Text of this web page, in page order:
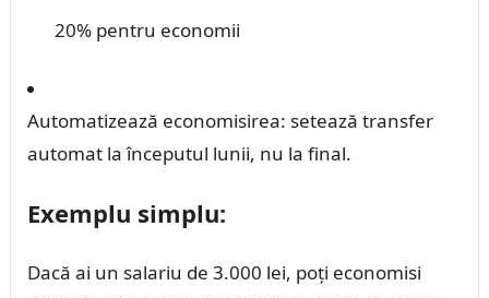
20% pentru economii
Automatizează economisirea: setează transfer
automat la începutul lunii, nu la final.
Exemplu simplu:
Dacă ai un salariu de 3.000 lei, poți economisi